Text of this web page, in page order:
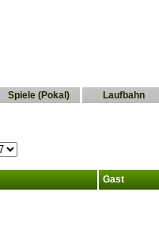
Spiele (Pokal) Laufbahn
Gast